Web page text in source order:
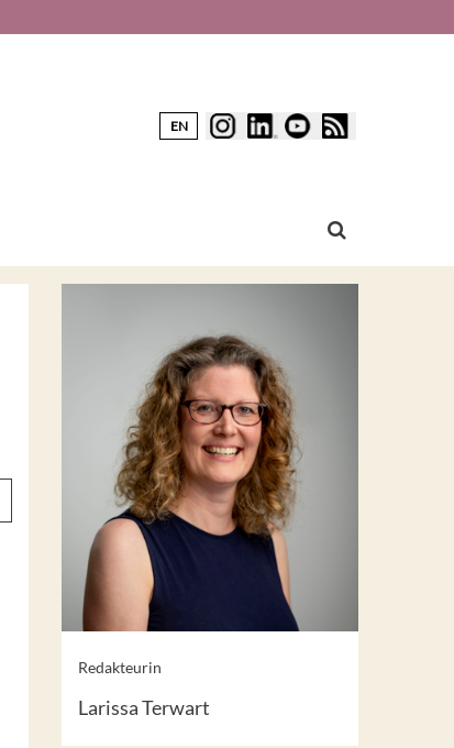
EN
Redakteurin
Larissa Terwart